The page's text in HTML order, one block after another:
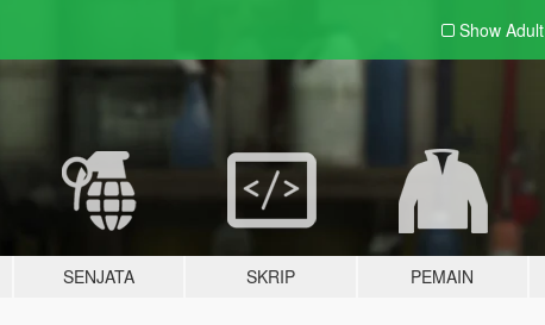
Show Adult
SENJATA SKRIP PEMAIN